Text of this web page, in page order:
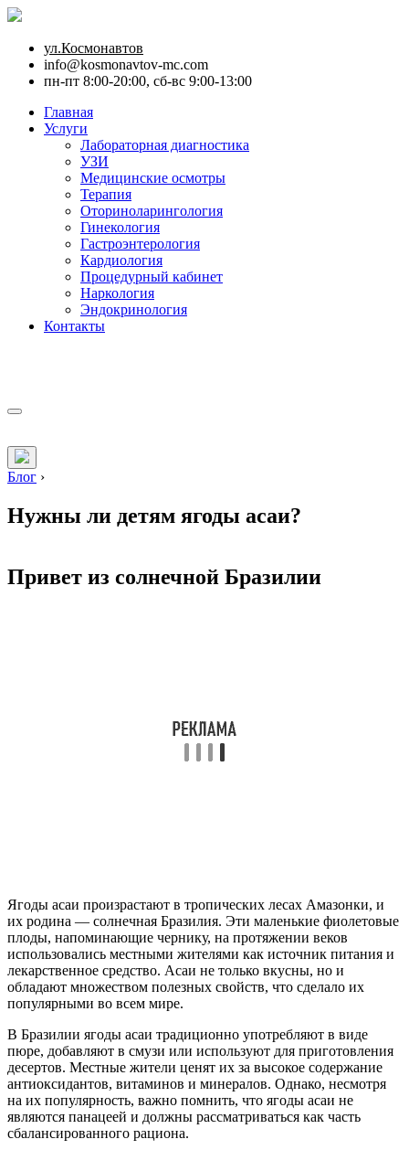
ул.Космонавтов
info@kosmonavtov-mc.com
пн-пт 8:00-20:00, сб-вс 9:00-13:00
Главная
Услуги
Лабораторная диагностика
УЗИ
Медицинские осмотры
Терапия
Оториноларингология
Гинекология
Гастроэнтерология
Кардиология
Процедурный кабинет
Наркология
Эндокринология
Контакты
Блог ›
Нужны ли детям ягоды асаи?
Привет из солнечной Бразилии
Ягоды асаи произрастают в тропических лесах Амазонки, и
их родина — солнечная Бразилия. Эти маленькие фиолетовые
плоды, напоминающие чернику, на протяжении веков
использовались местными жителями как источник питания и
лекарственное средство. Асаи не только вкусны, но и
обладают множеством полезных свойств, что сделало их
популярными во всем мире.
В Бразилии ягоды асаи традиционно употребляют в виде
пюре, добавляют в смузи или используют для приготовления
десертов. Местные жители ценят их за высокое содержание
антиоксидантов, витаминов и минералов. Однако, несмотря
на их популярность, важно помнить, что ягоды асаи не
являются панацеей и должны рассматриваться как часть
сбалансированного рациона.